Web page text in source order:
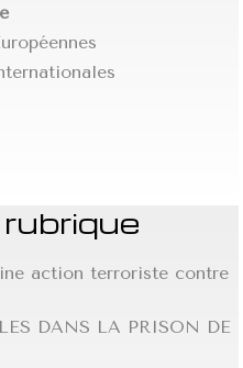
action terroriste contre
DANS LA PRISON DE